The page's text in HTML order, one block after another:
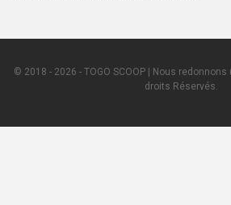
© 2018 - 2026 - TOGO SCOOP | Nous
droits Réservés.